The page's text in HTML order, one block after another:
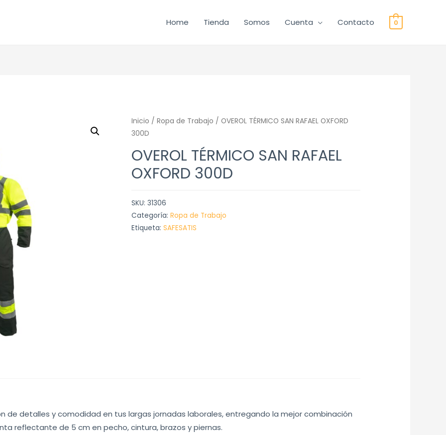
Home Tienda Somos Cuenta Contacto 0
Inicio / Ropa de Trabajo / OVEROL TÉRMICO SAN RAFAEL OXFORD
300D
OVEROL TÉRMICO SAN RAFAEL
OXFORD 300D
SKU: 31306
Categoría: Ropa de Trabajo
Etiqueta: SAFESATIS
de detalles y comodidad en tus largas jornadas laborales, entregando la mejor combinación
reflectante de 5 cm en pecho, cintura, brazos y piernas.